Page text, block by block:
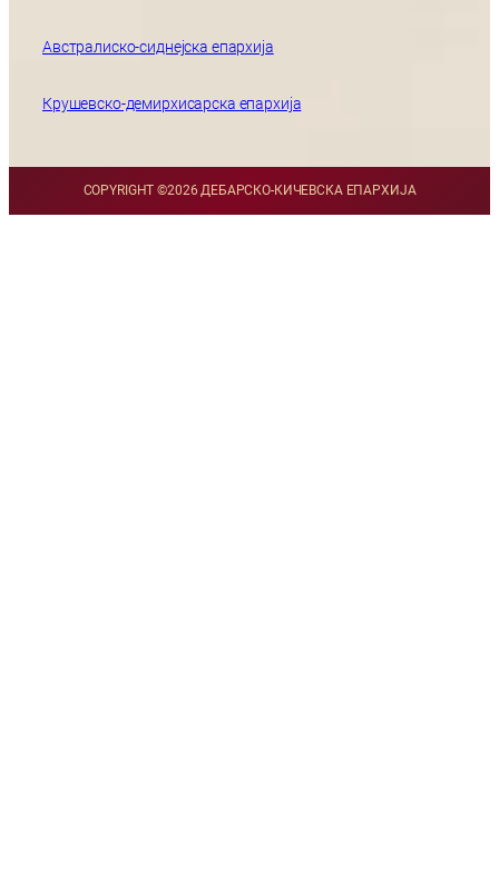
Австралиско-сиднејска епархија
Крушевско-демирхисарска епархија
COPYRIGHT ©2026 ДЕБАРСКО-КИЧЕВСКА ЕПАРХИЈА